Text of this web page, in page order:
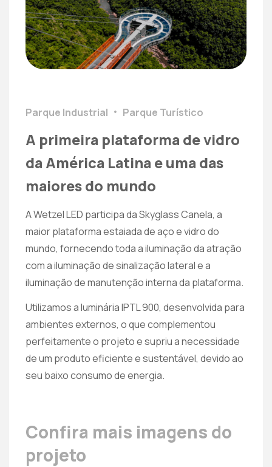
Parque Industrial Parque Turístico
A primeira plataforma de vidro
da América Latina e uma das
maiores do mundo
A Wetzel LED participa da Skyglass Canela, a
maior plataforma estaiada de aço e vidro do
mundo, fornecendo toda a iluminação da atração
com a iluminação de sinalização lateral e a
iluminação de manutenção interna da plataforma.
Utilizamos a luminária IPTL 900, desenvolvida para
ambientes externos, o que complementou
perfeitamente o projeto e supriu a necessidade
de um produto eficiente e sustentável, devido ao
seu baixo consumo de energia.
Confira mais imagens do
projeto